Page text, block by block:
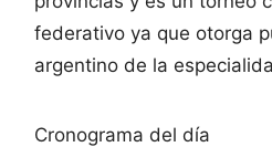
federativo ya que otorga
argentino de la
Cronograma del día